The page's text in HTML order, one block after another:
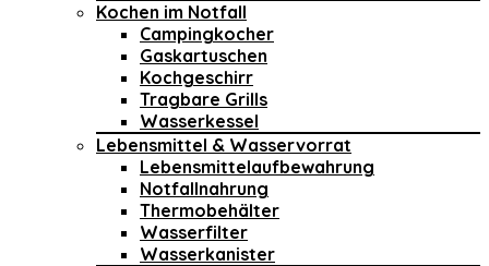
Kochen im Notfall
Campingkocher
Gaskartuschen
Kochgeschirr
Tragbare Grills
Wasserkessel
Lebensmittel & Wasservorrat
Lebensmittelaufbewahrung
Notfallnahrung
Thermobehälter
Wasserfilter
Wasserkanister